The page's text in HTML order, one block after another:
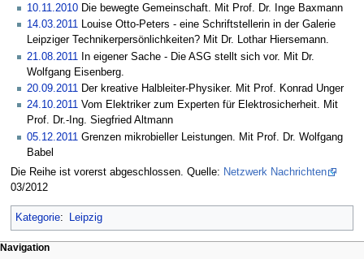
10.11.2010 Die bewegte Gemeinschaft. Mit Prof. Dr. Inge Baxmann
14.03.2011 Louise Otto-Peters - eine Schriftstellerin in der Galerie
Leipziger Technikerpersönlichkeiten? Mit Dr. Lothar Hiersemann.
21.08.2011
In eigener Sache - Die ASG stellt sich vor. Mit Dr.
Wolfgang Eisenberg.
20.09.2011 Der kreative Halbleiter-Physiker. Mit Prof. Konrad Unger
24.10.2011 Vom Elektriker zum Experten für Elektrosicherheit. Mit
Prof. Dr.-Ing. Siegfried Altmann
05.12.2011 Grenzen mikrobieller Leistungen. Mit Prof. Dr. Wolfgang
Babel
Die Reihe ist vorerst abgeschlossen. Quelle: Netzwerk Nachrichten
03/2012
Kategorie: Leipzig
Navigation